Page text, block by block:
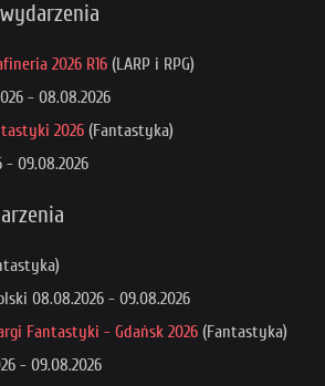
2026 R16 (LARP i RPG)
- 08.08.2026
2026 (Fantastyka)
- 09.08.2026
08.08.2026 - 09.08.2026
Fantastyki - Gdańsk 2026 (Fantastyka)
- 09.08.2026